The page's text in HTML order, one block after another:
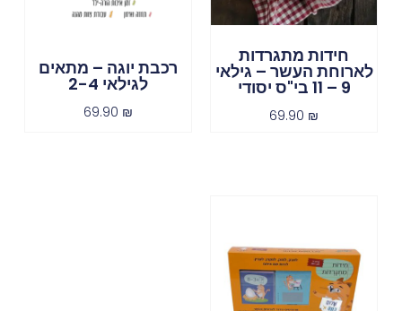
חידות מתגרדות
לארוחת העשר – גילאי
9 – 11 בי"ס יסודי
69.90 ₪
רכבת יוגה – מתאים
לגילאי 2-4
69.90 ₪